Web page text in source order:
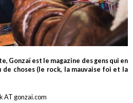
Gonzaï est le magazine des gens qui en
de choses (le rock, la mauvaise foi et la
AT gonzai.com